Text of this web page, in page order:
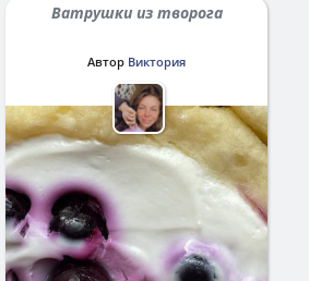
Ватрушки из творога
Автор Виктория